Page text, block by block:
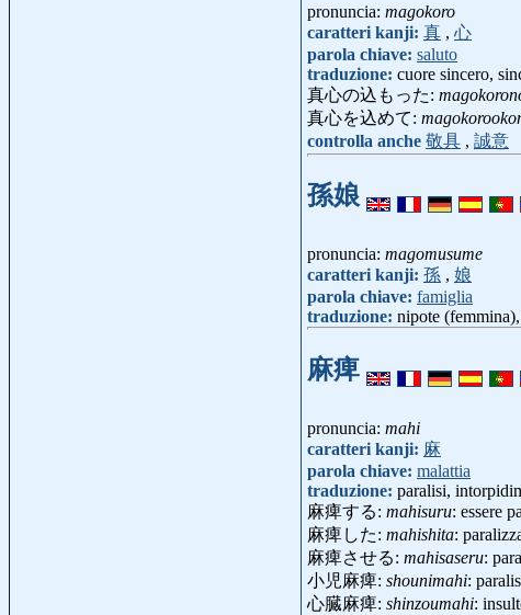
pronuncia: magokoro
caratteri kanji: 真 , 心
parola chiave: saluto
traduzione: cuore sincero,
真心の込もった:
真心を込めて:
controlla anche 敬具 , 誠意
孫娘
pronuncia: magomusume
caratteri kanji: 孫 , 娘
parola chiave: famiglia
traduzione: nipote
麻痺
pronuncia: mahi
caratteri kanji: 麻
parola chiave: malattia
traduzione: paralisi,
麻痺する: mahisuru: essere
麻痺した: mahishita:
麻痺させる: mahisaseru:
小児麻痺: shounimahi:
心臓麻痺: shinzoumahi: